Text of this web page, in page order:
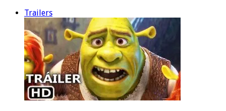
Trailers